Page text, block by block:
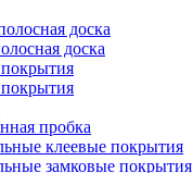
доска
доска
пробка
клеевые покрытия
замковые покрытия